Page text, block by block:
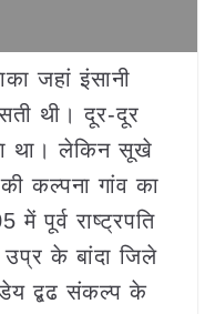
जहां इंसानी
थी। दूर-दूर
था। लेकिन सूखे
कल्पना गांव का
पूर्व राष्ट्रपति
के बांदा जिले
द्बढ संकल्प के